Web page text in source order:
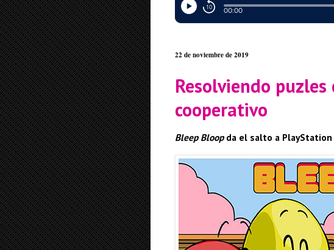
22 de noviembre de 2019
Resolviendo puzles
cooperativo
Bleep Bloopda el salto a